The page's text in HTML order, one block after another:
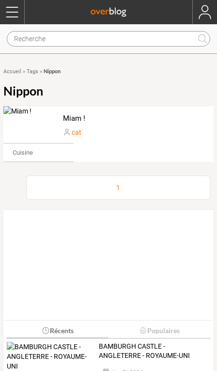
Accueil » Tags » Nippon
Nippon
Miam !
cat
Cuisine
1
Récents Populaires
BAMBURGH CASTLE -
ANGLETERRE - ROYAUME-UNI